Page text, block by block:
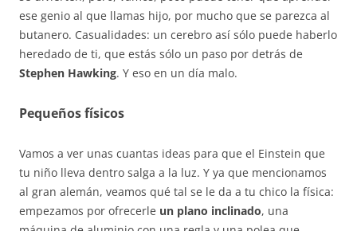
ese genio al que llamas hijo, por mucho que se parezca al
butanero. Casualidades: un cerebro así sólo puede haberlo
heredado de ti, que estás sólo un paso por detrás de
Stephen Hawking. Y eso en un día malo.
Pequeños físicos
Vamos a ver unas cuantas ideas para que el Einstein que
tu niño lleva dentro salga a la luz. Y ya que mencionamos
al gran alemán, veamos qué tal se le da a tu chico la física:
empezamos por ofrecerle un plano inclinado, una